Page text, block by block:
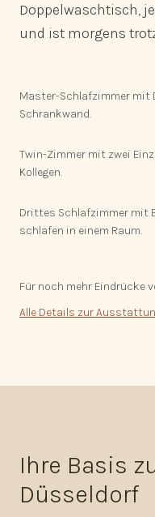
Doppelwaschtisch,
und ist morgens
Master-Schlafzimmer mit
Schrankwand.
Twin-Zimmer mit zwei
Kollegen.
Drittes Schlafzimmer mit
schlafen in einem Raum.
Für noch mehr Eindrücke
Alle Details zur
Ihre Basis
Düsseldorf